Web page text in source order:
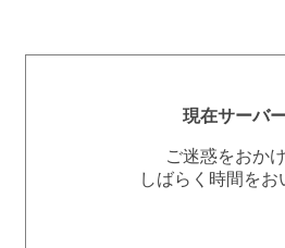
現在サーバ
ご迷惑をおか
しばらく時間を